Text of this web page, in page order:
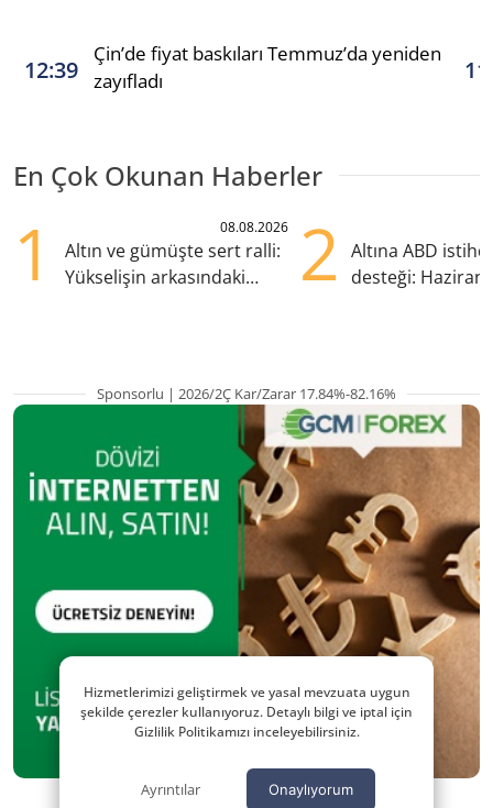
12:39
Çin’de fiyat baskıları Temmuz’da yeniden
zayıfladı
En Çok Okunan Haberler
1 08.08.2026
Altın ve gümüşte sert ralli:
Yükselişin arkasındaki
2
Altına ABD
desteği:
Sponsorlu | 2026/2Ç Kar/Zarar 17.84%-82.16%
Hizmetlerimizi geliştirmek ve yasal mevzuata uygun
şekilde çerezler kullanıyoruz. Detaylı bilgi ve iptal için
Gizlilik Politikamızı inceleyebilirsiniz.
Ayrıntılar Onaylıyorum